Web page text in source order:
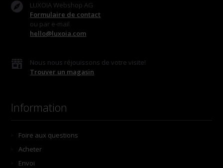
LUXOIA Webshop AG
Formulaire de contact
ou par e-mail
hello@luxoia.com
Nous nous réjouissons de votre visite!
Trouver un magasin
Information
Foire aux questions
Acheter
Envoi